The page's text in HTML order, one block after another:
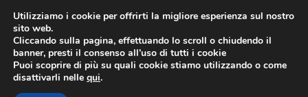
contenuto
Utilizziamo i cookie per offrirti la migliore esperienza sul nostro
sito web.
Cliccando sulla pagina, effettuando lo scroll o chiudendo il
banner, presti il consenso all’uso di tutti i cookie
Puoi scoprire di più su quali cookie stiamo utilizzando o come
disattivarli nelle qui.